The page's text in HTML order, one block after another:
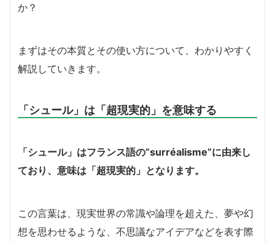
か？
まずはその本質とその使い方について、わかりやすく
解説していきます。
「シュール」は「超現実的」を意味する
「シュール」はフランス語の”surréalisme”に由来し
ており、意味は「超現実的」となります。
この言葉は、現実世界の常識や論理を超えた、夢や幻
想を思わせるような、不思議なアイデアなどを表す際